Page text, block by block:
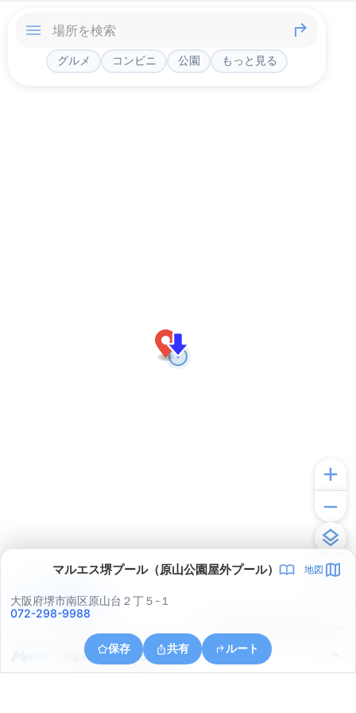
グルメ コンビニ 公園 もっと見る
マルエス堺プール（原山公園屋外プール） 地図
大阪府堺市南区原山台２丁５-１
072-298-9988
保存 共有 ルート
大阪府堺市南区原山台５丁１
アプリで見る